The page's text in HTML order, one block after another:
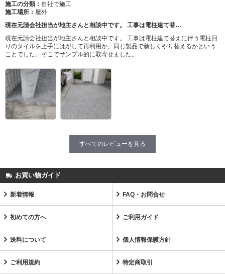
施工の分類： 自社で施工
施工場所： 屋外
現在元請会社担当が地主さんと相談中です。 工事は電柱建て替…
現在元請会社担当が地主さんと相談中です。 工事は電柱建て替えに伴う電柱回
りのタイルを上手にはがして再利用か、同じ製品で新しくやり替えるかという
ことでした。そこでサンプル的に取寄せました。
すべてのレビューを見る
お買い物ガイド
新着情報 FAQ・お問合せ
初めての方へ ご利用ガイド
送料について 個人情報保護方針
ご利用規約 特定商取引